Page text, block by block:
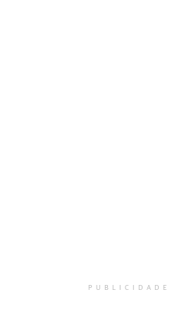
PUBLICIDADE